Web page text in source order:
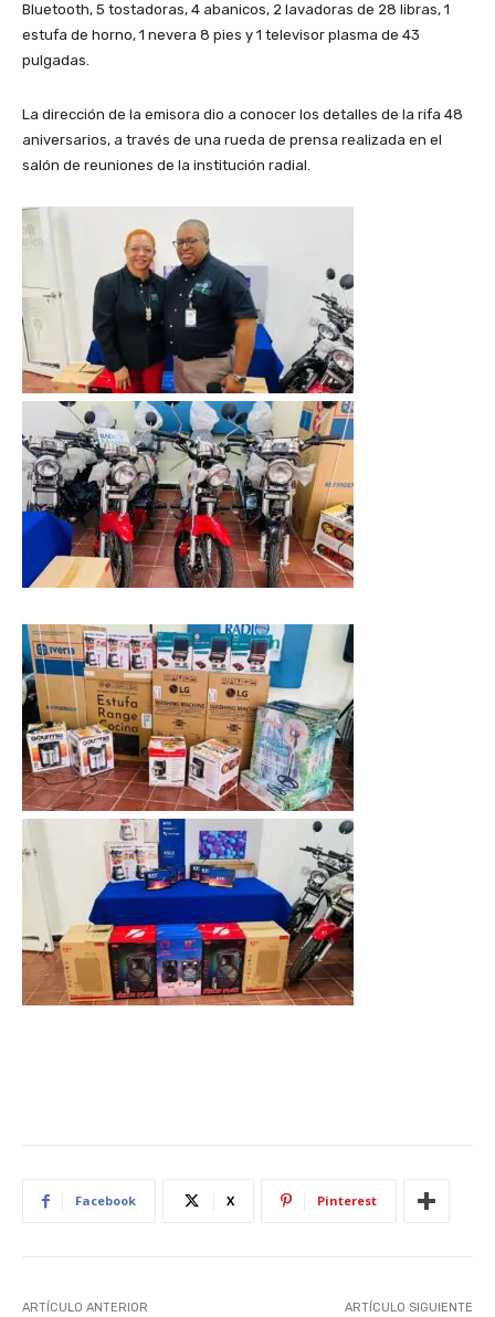
Bluetooth, 5 tostadoras, 4 abanicos, 2 lavadoras de 28 libras, 1
estufa de horno, 1 nevera 8 pies y 1 televisor plasma de 43
pulgadas.
La dirección de la emisora dio a conocer los detalles de la rifa 48
aniversarios, a través de una rueda de prensa realizada en el
salón de reuniones de la institución radial.
Facebook X Pinterest
ARTÍCULO ANTERIOR ARTÍCULO SIGUIENTE